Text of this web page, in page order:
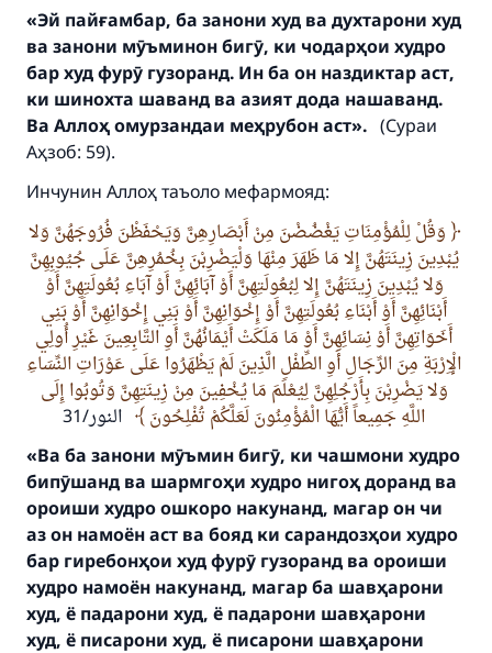
«Эй пайғамбар, ба занони худ ва духтарони худ
ва занони мӯъминон бигӯ, ки чодарҳои худро
бар худ фурӯ гузоранд. Ин ба он наздиктар аст,
ки шинохта шаванд ва азият дода нашаванд.
Ва Аллоҳ омурзандаи меҳрубон аст». (Сураи
Аҳзоб: 59).
Инчунин Аллоҳ таъоло мефармояд:
وَقُلْ لِلْمُؤْمِنَاتِ يَغْضُضْنَ مِنْ أَبْصَارِهِنَّ وَيَحْفَظْنَ فُرُوجَهُنَّ وَلا
يُبْدِينَ زِينَتَهُنَّ إِلا مَا ظَهَرَ مِنْهَا وَلْيَضْرِبْنَ بِخُمُرِهِنَّ عَلَى جُيُوبِهِنَّ
وَلا يُبْدِينَ زِينَتَهُنَّ إِلا لِبُعُولَتِهِنَّ أَوْ آبَائِهِنَّ أَوْ آبَاءِ بُعُولَتِهِنَّ أَوْ
أَبْنَائِهِنَّ أَوْ أَبْنَاءِ بُعُولَتِهِنَّ أَوْ إِخْوَانِهِنَّ أَوْ بَنِي إِخْوَانِهِنَّ أَوْ بَنِي
أَخَوَاتِهِنَّ أَوْ نِسَائِهِنَّ أَوْ مَا مَلَكَتْ أَيْمَانُهُنَّ أَوِ التَّابِعِينَ غَيْرِ أُولِي
الْإِرْبَةِ مِنَ الرِّجَالِ أَوِ الطِّفْلِ الَّذِينَ لَمْ يَظْهَرُوا عَلَى عَوْرَاتِ النِّسَاءِ
وَلا يَضْرِبْنَ بِأَرْجُلِهِنَّ لِيُعْلَمَ مَا يُخْفِينَ مِنْ زِينَتِهِنَّ وَتُوبُوا إِلَى
اللَّهِ جَمِيعاً أَيُّهَا الْمُؤْمِنُونَ لَعَلَّكُمْ تُفْلِحُونَ
النور/31
«Ва ба занони мӯъмин бигӯ, ки чашмони худро
бипӯшанд ва шармгоҳи худро нигоҳ доранд ва
ороиши худро ошкоро накунанд, магар он чи
аз он намоён аст ва бояд ки сарандозҳои худро
бар гиребонҳои худ фурӯ гузоранд ва ороиши
худро намоён накунанд, магар ба шавҳарони
худ, ё падарони худ, ё падарони шавҳарони
худ, ё писарони худ, ё писарони шавҳарони